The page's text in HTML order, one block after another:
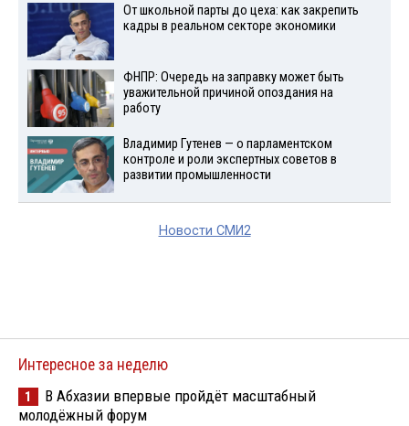
От школьной парты до цеха: как закрепить
кадры в реальном секторе экономики
ФНПР: Очередь на заправку может быть
уважительной причиной опоздания на
работу
Владимир Гутенев — о парламентском
контроле и роли экспертных советов в
развитии промышленности
Новости СМИ2
Интересное за неделю
1
В Абхазии впервые пройдёт масштабный
молодёжный форум